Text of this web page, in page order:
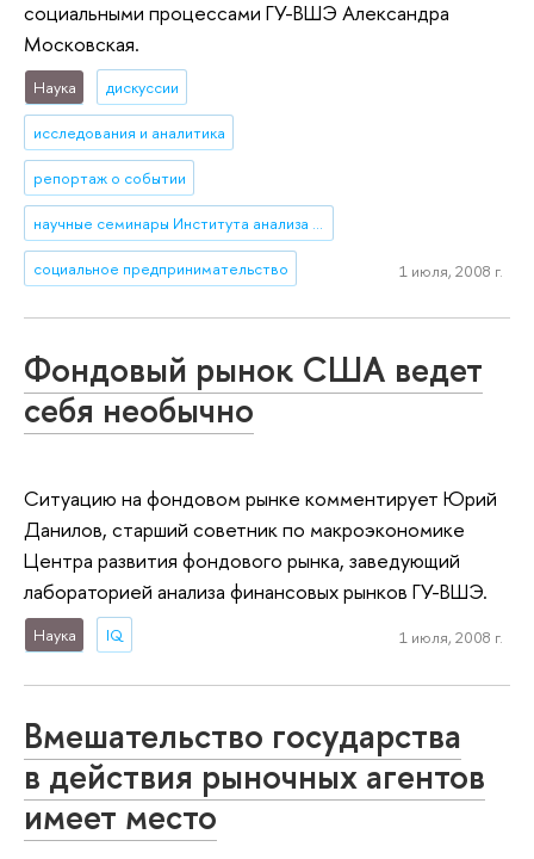
социальными процессами ГУ-ВШЭ Александра
Московская.
Наука дискуссии
исследования и аналитика
репортаж о событии
научные семинары Института анализа предприятий и рынков серии «Институциональные проблемы российской экономики»
социальное предпринимательство 1 июля, 2008 г.
Фондовый рынок США ведет
себя необычно
Ситуацию на фондовом рынке комментирует Юрий
Данилов, старший советник по макроэкономике
Центра развития фондового рынка, заведующий
лабораторией анализа финансовых рынков ГУ-ВШЭ.
Наука IQ 1 июля, 2008 г.
Вмешательство государства
в действия рыночных агентов
имеет место